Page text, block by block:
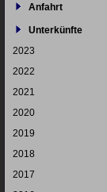
Anfahrt
Unterkünfte
2023
2022
2021
2020
2019
2018
2017